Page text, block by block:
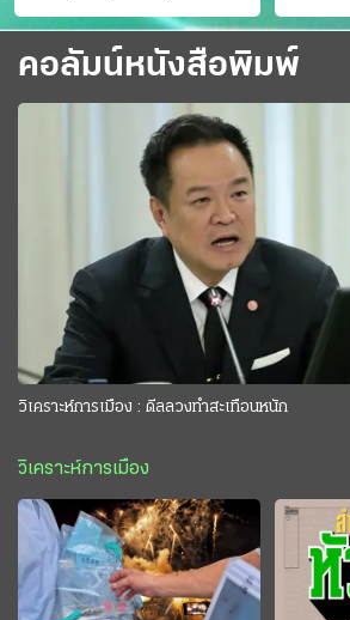
ยา
ต้นทางโ
คอลัมน์หนังสือพิมพ์
วิเคราะห์การเมือง : ดีลลวงทำสะเทือนหนัก
วิเคราะห์การเมือง